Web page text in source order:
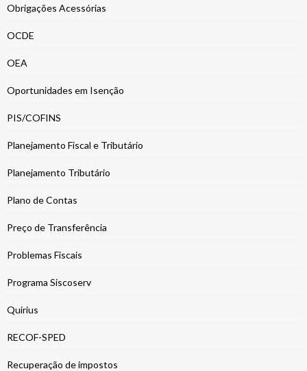
Obrigações Acessórias
OCDE
OEA
Oportunidades em Isenção
PIS/COFINS
Planejamento Fiscal e Tributário
Planejamento Tributário
Plano de Contas
Preço de Transferência
Problemas Fiscais
Programa Siscoserv
Quirius
RECOF-SPED
Recuperação de impostos